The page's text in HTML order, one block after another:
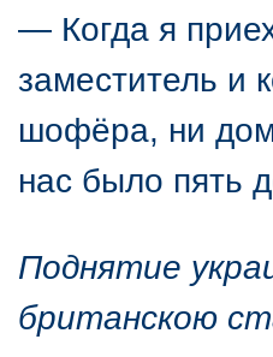
— Когда я
заместитель и
шофёра, ни
нас было пять
Поднятие
британскою